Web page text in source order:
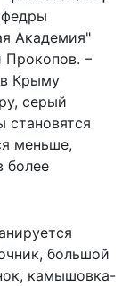
Академия"
Прокопов. –
Крыму
серый
становятся
меньше,
более
большой
камышовка-